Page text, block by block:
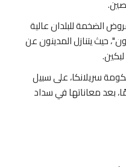
الضخمة للبلدان عالية
حيث يتنازل المدينون عن
سريلانكا، على سبيل
أجَّرت ميناء لشركة صينية 99 عامًا، بعد معاناتها في سداد